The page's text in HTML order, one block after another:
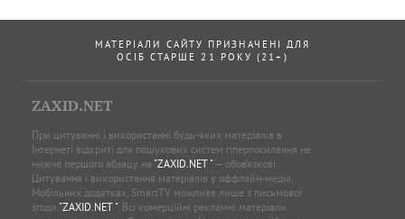
МАТЕРІАЛИ САЙТУ ПРИЗНАЧЕНІ ДЛЯ
ОСІБ СТАРШЕ 21 РОКУ (21+)
ZAXID.NET
При цитуванні і використанні будь-яких матеріалів в
Інтернеті відкриті для пошукових систем гіперпосилання не
нижче першого абзацу на "ZAXID.NET "— обов’язкові.
Цитування і використання матеріалів у оффлайн-медіа,
Мобільних додатках, SmartTV можливе лише з письмової
згоди "ZAXID.NET ". Всі комерційні рекламні матеріали